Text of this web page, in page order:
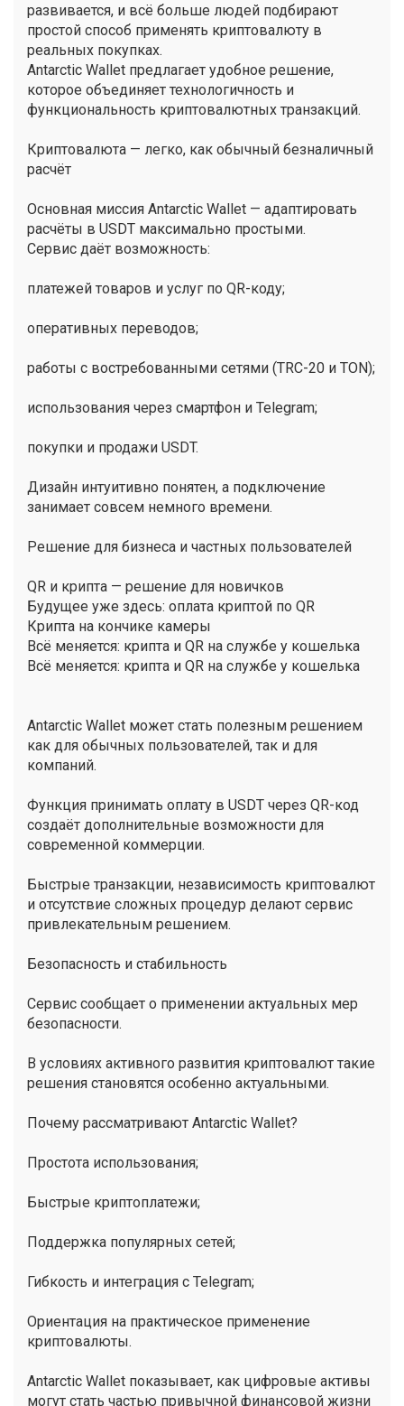
развивается, и всё больше людей подбирают
простой способ применять криптовалюту в
реальных покупках.
Antarctic Wallet предлагает удобное решение,
которое объединяет технологичность и
функциональность криптовалютных транзакций.
Криптовалюта — легко, как обычный безналичный
расчёт
Основная миссия Antarctic Wallet — адаптировать
расчёты в USDT максимально простыми.
Сервис даёт возможность:
платежей товаров и услуг по QR-коду;
оперативных переводов;
работы с востребованными сетями (TRC-20 и TON);
использования через смартфон и Telegram;
покупки и продажи USDT.
Дизайн интуитивно понятен, а подключение
занимает совсем немного времени.
Решение для бизнеса и частных пользователей
QR и крипта — решение для новичков
Будущее уже здесь: оплата криптой по QR
Крипта на кончике камеры
Всё меняется: крипта и QR на службе у кошелька
Всё меняется: крипта и QR на службе у кошелька
Antarctic Wallet может стать полезным решением
как для обычных пользователей, так и для
компаний.
Функция принимать оплату в USDT через QR-код
создаёт дополнительные возможности для
современной коммерции.
Быстрые транзакции, независимость криптовалют
и отсутствие сложных процедур делают сервис
привлекательным решением.
Безопасность и стабильность
Сервис сообщает о применении актуальных мер
безопасности.
В условиях активного развития криптовалют такие
решения становятся особенно актуальными.
Почему рассматривают Antarctic Wallet?
Простота использования;
Быстрые криптоплатежи;
Поддержка популярных сетей;
Гибкость и интеграция с Telegram;
Ориентация на практическое применение
криптовалюты.
Antarctic Wallet показывает, как цифровые активы
могут стать частью привычной финансовой жизни